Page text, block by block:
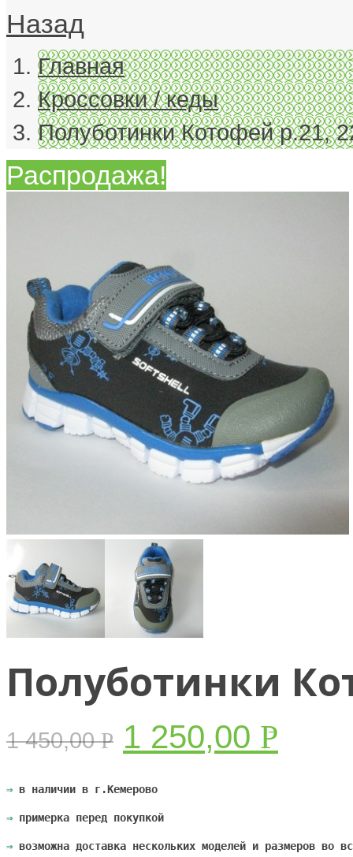
Назад
Главная
Кроссовки / кеды
Полуботинки Котофей р.21,
Распродажа!
Полуботинки
1 450,00Р 1 250,00 РУБ.
⇒ в наличии в г.Кемерово
⇒ примерка перед покупкой
⇒ возможна доставка нескольких моделей и размеров во